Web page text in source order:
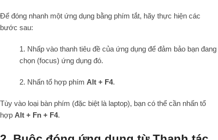
Để đóng nhanh một ứng dụng bằng phím tắt, hãy thực hiện các
bước sau:
1. Nhấp vào thanh tiêu đề của ứng dụng để đảm bảo bạn đang
chọn (focus) ứng dụng đó.
2. Nhấn tổ hợp phím Alt + F4.
Tùy vào loại bàn phím (đặc biệt là laptop), bạn có thể cần nhấn tổ
hợp Alt + Fn + F4.